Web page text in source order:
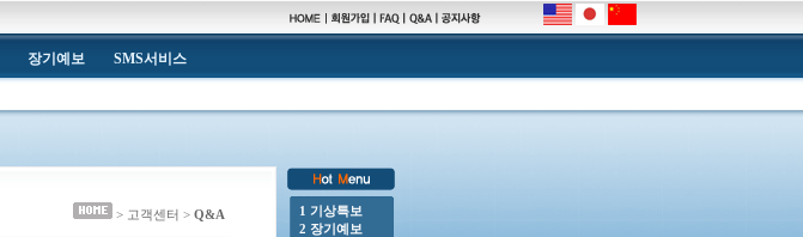
장기예보 SMS서비스
> 고객센터 > Q&A
1 기상특보
2 장기예보